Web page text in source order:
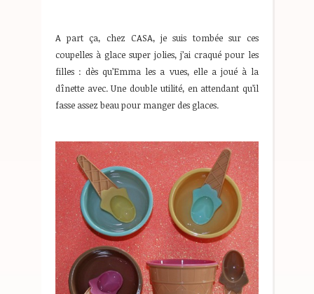
A part ça, chez CASA, je suis tombée sur ces
coupelles à glace super jolies, j’ai craqué pour les
filles : dès qu’Emma les a vues, elle a joué à la
dînette avec. Une double utilité, en attendant qu’il
fasse assez beau pour manger des glaces.